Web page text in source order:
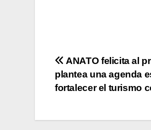
Navegación
de
ANATO felicita al
plantea una agenda
fortalecer el turismo